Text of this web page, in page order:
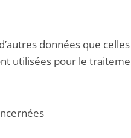
données que celles
utilisées pour le